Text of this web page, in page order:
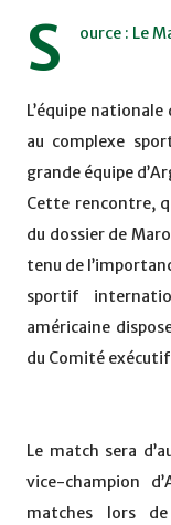
S ource : Le
L’équipe
au complexe
grande équipe
Cette rencontre,
du dossier de
tenu de
sportif
américaine
du Comité exécutif
Le match sera
vice-champion
matches lors